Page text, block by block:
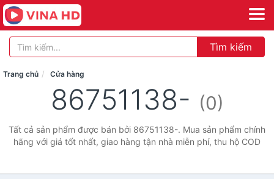
Tìm kiếm
Trang chủ Cửa hàng
86751138- (0)
Tất cả sản phẩm được bán bởi 86751138-. Mua sản phẩm chính
hãng với giá tốt nhất, giao hàng tận nhà miễn phí, thu hộ COD